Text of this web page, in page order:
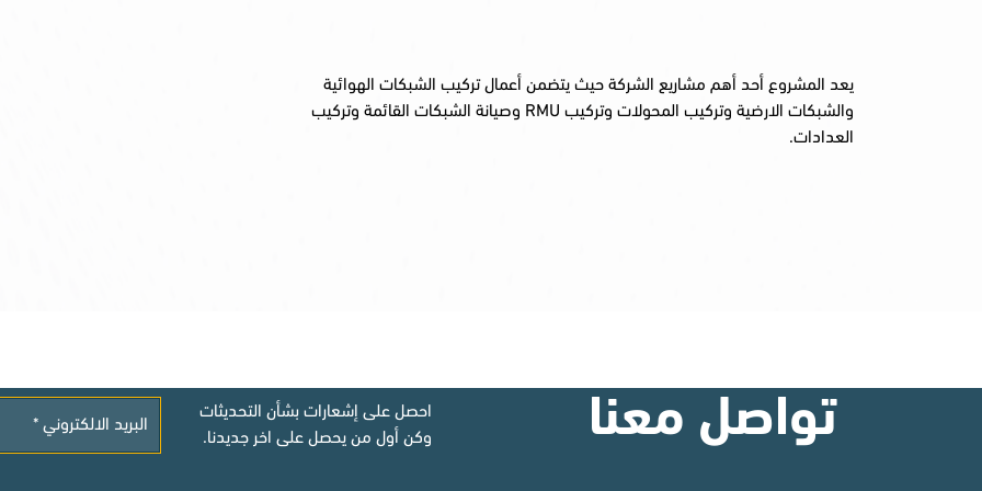
يعد المشروع أحد أهم مشاريع الشركة حيث يتضمن أعمال تركيب الشبكات الهوائية
والشبكات الارضية وتركيب المحولات وتركيب RMU وصيانة الشبكات القائمة وتركيب
العدادات.
تواصل معنا
احصل على إشعارات بشأن التحديثات
وكن أول من يحصل على اخر جديدنا.